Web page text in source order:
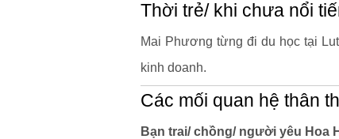
Thời trẻ/ khi chưa nổi
Mai Phương từng đi du học tại
kinh doanh.
Các mối quan hệ thân
Bạn trai/ chồng/ người yêu Hoa